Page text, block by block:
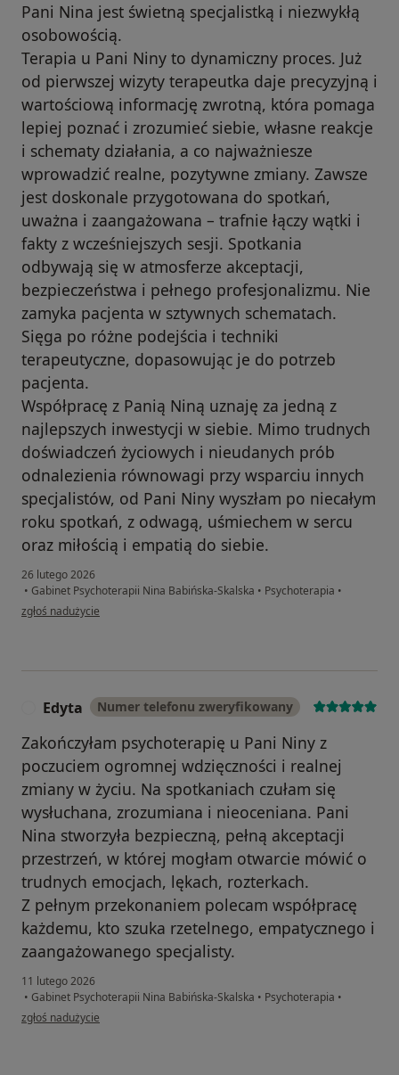
Pani Nina jest świetną specjalistką i niezwykłą
osobowością.
Terapia u Pani Niny to dynamiczny proces. Już
od pierwszej wizyty terapeutka daje precyzyjną i
wartościową informację zwrotną, która pomaga
lepiej poznać i zrozumieć siebie, własne reakcje
i schematy działania, a co najważniesze
wprowadzić realne, pozytywne zmiany. Zawsze
jest doskonale przygotowana do spotkań,
uważna i zaangażowana – trafnie łączy wątki i
fakty z wcześniejszych sesji. Spotkania
odbywają się w atmosferze akceptacji,
bezpieczeństwa i pełnego profesjonalizmu. Nie
zamyka pacjenta w sztywnych schematach.
Sięga po różne podejścia i techniki
terapeutyczne, dopasowując je do potrzeb
pacjenta.
Współpracę z Panią Niną uznaję za jedną z
najlepszych inwestycji w siebie. Mimo trudnych
doświadczeń życiowych i nieudanych prób
odnalezienia równowagi przy wsparciu innych
specjalistów, od Pani Niny wyszłam po niecałym
roku spotkań, z odwagą, uśmiechem w sercu
oraz miłością i empatią do siebie.
26 lutego 2026
• Gabinet Psychoterapii Nina Babińska-Skalska • Psychoterapia •
w opinii użytkownika Sandra
zgłoś nadużycie
Edyta Numer telefonu zweryfikowany
Zakończyłam psychoterapię u Pani Niny z
poczuciem ogromnej wdzięczności i realnej
zmiany w życiu. Na spotkaniach czułam się
wysłuchana, zrozumiana i nieoceniana. Pani
Nina stworzyła bezpieczną, pełną akceptacji
przestrzeń, w której mogłam otwarcie mówić o
trudnych emocjach, lękach, rozterkach.
Z pełnym przekonaniem polecam współpracę
każdemu, kto szuka rzetelnego, empatycznego i
zaangażowanego specjalisty.
11 lutego 2026
• Gabinet Psychoterapii Nina Babińska-Skalska • Psychoterapia •
w opinii użytkownika Edyta
zgłoś nadużycie